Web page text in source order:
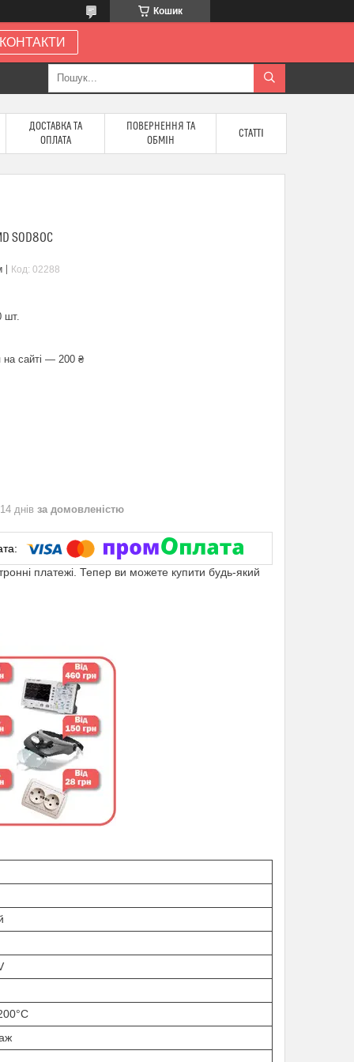
Кошик
КОНТАКТИ
ДОСТАВКА ТА
ОПЛАТА
ПОВЕРНЕННЯ ТА
ОБМІН
СТАТТІ
SOD80C
Код: 02288
шт.
на сайті — 200 ₴
днів за домовленістю
платежі. Тепер ви можете купити будь-який